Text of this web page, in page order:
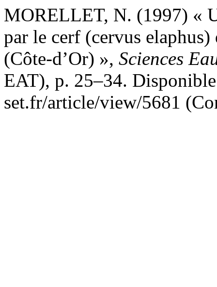
MORELLET, N. (1997) «
par le cerf (cervus
(Côte-d’Or) », Sciences
EAT), p. 25–34.
set.fr/article/view/5681